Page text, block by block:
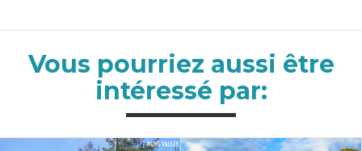
Vous pourriez aussi être
intéressé par: